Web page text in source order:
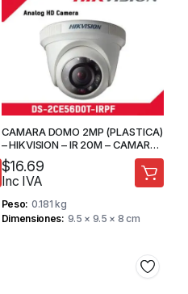
CAMARA DOMO 2MP (PLASTICA)
– HIKVISION – IR 20M – CAMARA
DE SEGURIDAD
$16.69
Inc IVA
Peso 0.181 kg
Dimensiones 9.5 × 9.5 × 8 cm